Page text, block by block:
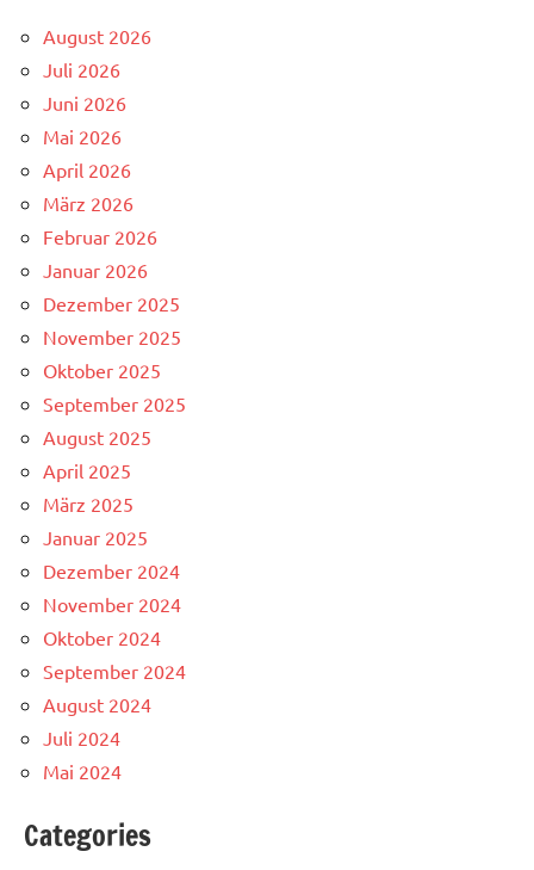
August 2026
Juli 2026
Juni 2026
Mai 2026
April 2026
März 2026
Februar 2026
Januar 2026
Dezember 2025
November 2025
Oktober 2025
September 2025
August 2025
April 2025
März 2025
Januar 2025
Dezember 2024
November 2024
Oktober 2024
September 2024
August 2024
Juli 2024
Mai 2024
Categories